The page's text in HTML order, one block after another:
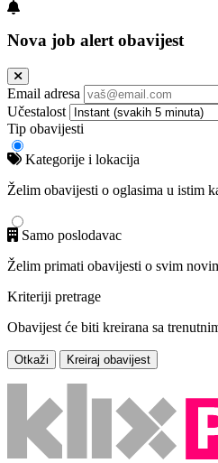
Nova job alert obavijest
Email adresa
Učestalost
Tip obavijesti
Kategorije i lokacija
Želim obavijesti o oglasima u istim
Samo poslodavac
Želim primati obavijesti o svim
Kriteriji pretrage
Obavijest će biti kreirana sa
Otkaži Kreiraj obavijest